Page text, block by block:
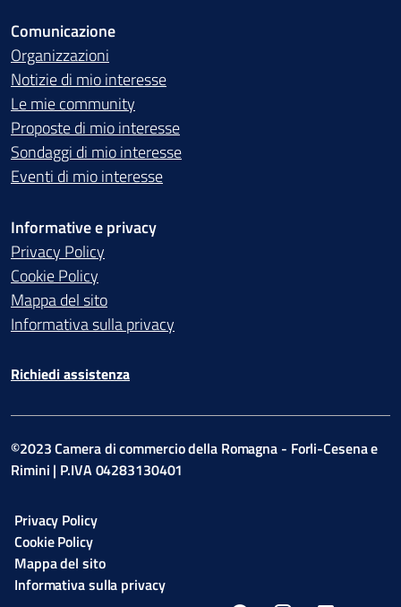
Comunicazione
Organizzazioni
Notizie di mio interesse
Le mie community
Proposte di mio interesse
Sondaggi di mio interesse
Eventi di mio interesse
Informative e privacy
Privacy Policy
Cookie Policy
Mappa del sito
Informativa sulla privacy
Richiedi assistenza
©2023 Camera di commercio della Romagna - Forli-Cesena e
Rimini | P.IVA 04283130401
Privacy Policy
Cookie Policy
Mappa del sito
Informativa sulla privacy